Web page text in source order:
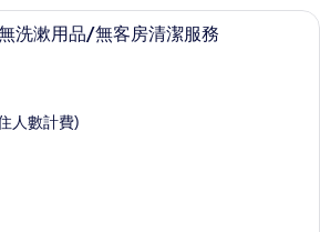
Eco房(雙人床) - 無窗/無洗漱用品/無
洗漱用品/無客房清潔服務
人數計費)